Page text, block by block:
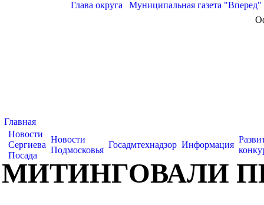
Глава округа Муниципальная газета "Вперед"
Главная
Новости
Сергиева
Посада
Новости
Подмосковья
Госадмтехнадзор Информация
МИТИНГОВАЛИ